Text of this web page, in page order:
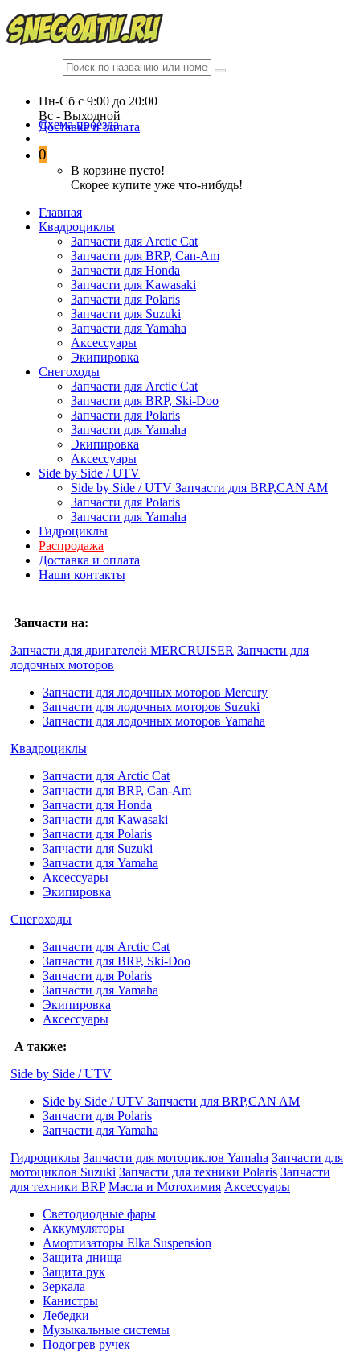
Пн-Сб c 9:00 до 20:00
Вc - Выходной
Схема проезда
Доставка и оплата
0
В корзине пусто!
Скорее купите уже что-нибудь!
Главная
Квадроциклы
Запчасти для Arctic Cat
Запчасти для BRP, Can-Am
Запчасти для Honda
Запчасти для Kawasaki
Запчасти для Polaris
Запчасти для Suzuki
Запчасти для Yamaha
Аксессуары
Экипировка
Снегоходы
Запчасти для Arctic Cat
Запчасти для BRP, Ski-Doo
Запчасти для Polaris
Запчасти для Yamaha
Экипировка
Аксессуары
Side by Side / UTV
Side by Side / UTV Запчасти для BRP,CAN AM
Запчасти для Polaris
Запчасти для Yamaha
Гидроциклы
Распродажа
Доставка и оплата
Наши контакты
Запчасти на:
Запчасти для двигателей MERCRUISER Запчасти для
лодочных моторов
Запчасти для лодочных моторов Mercury
Запчасти для лодочных моторов Suzuki
Запчасти для лодочных моторов Yamaha
Квадроциклы
Запчасти для Arctic Cat
Запчасти для BRP, Can-Am
Запчасти для Honda
Запчасти для Kawasaki
Запчасти для Polaris
Запчасти для Suzuki
Запчасти для Yamaha
Аксессуары
Экипировка
Снегоходы
Запчасти для Arctic Cat
Запчасти для BRP, Ski-Doo
Запчасти для Polaris
Запчасти для Yamaha
Экипировка
Аксессуары
А также:
Side by Side / UTV
Side by Side / UTV Запчасти для BRP,CAN AM
Запчасти для Polaris
Запчасти для Yamaha
Гидроциклы Запчасти для мотоциклов Yamaha Запчасти для
мотоциклов Suzuki Запчасти для техники Polaris Запчасти
для техники BRP Масла и Мотохимия Аксессуары
Cветодиодные фары
Аккумуляторы
Амортизаторы Elka Suspension
Защита днища
Защита рук
Зеркала
Канистры
Лебедки
Музыкальные системы
Подогрев ручек